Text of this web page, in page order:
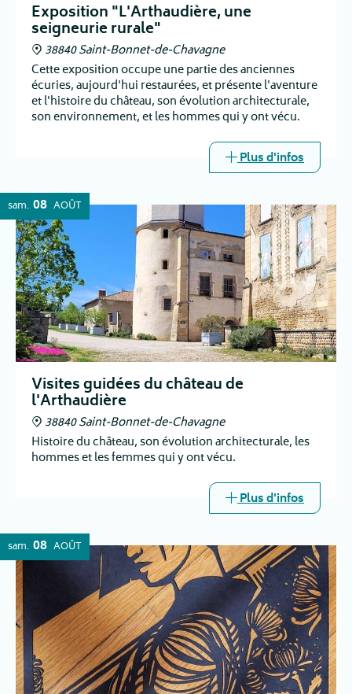
Exposition "L'Arthaudière, une
seigneurie rurale"
38840 Saint-Bonnet-de-Chavagne
Cette exposition occupe une partie des anciennes
écuries, aujourd'hui restaurées, et présente l'aventure
et l'histoire du château, son évolution architecturale,
son environnement, et les hommes qui y ont vécu.
Plus d'infos
sam. 08 AOÛT
Visites guidées du château de
l'Arthaudière
38840 Saint-Bonnet-de-Chavagne
Histoire du château, son évolution architecturale, les
hommes et les femmes qui y ont vécu.
Plus d'infos
sam. 08 AOÛT